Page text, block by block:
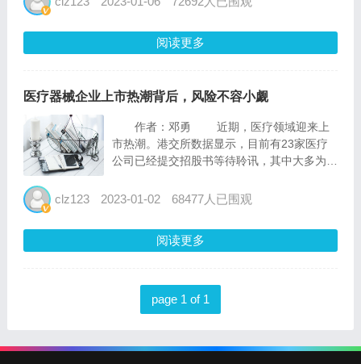
色隐形眼镜各类违法违...
阅读更多
医疗器械企业上市热潮背后，风险不容小觑
作者：邓勇 近期，医疗领域迎来上
市热潮。港交所数据显示，目前有23家医疗
公司已经提交招股书等待聆讯，其中大多为医
市场最大参与者高视医疗在港股成功上市，更
革严峻与高端创...
clz123 2023-01-02 68477人已围观
阅读更多
page 1 of 1